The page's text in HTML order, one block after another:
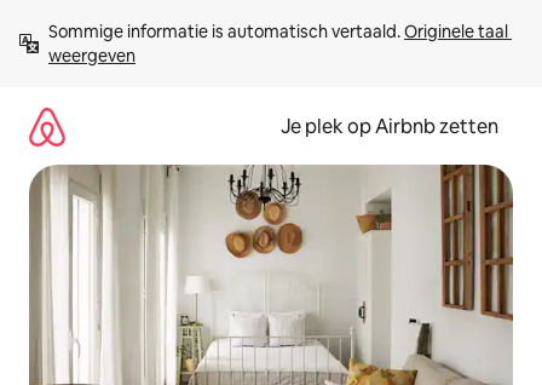
direct
naar
Sommige informatie is automatisch vertaald. Originele taal
weergeven
Je plek op Airbnb zetten